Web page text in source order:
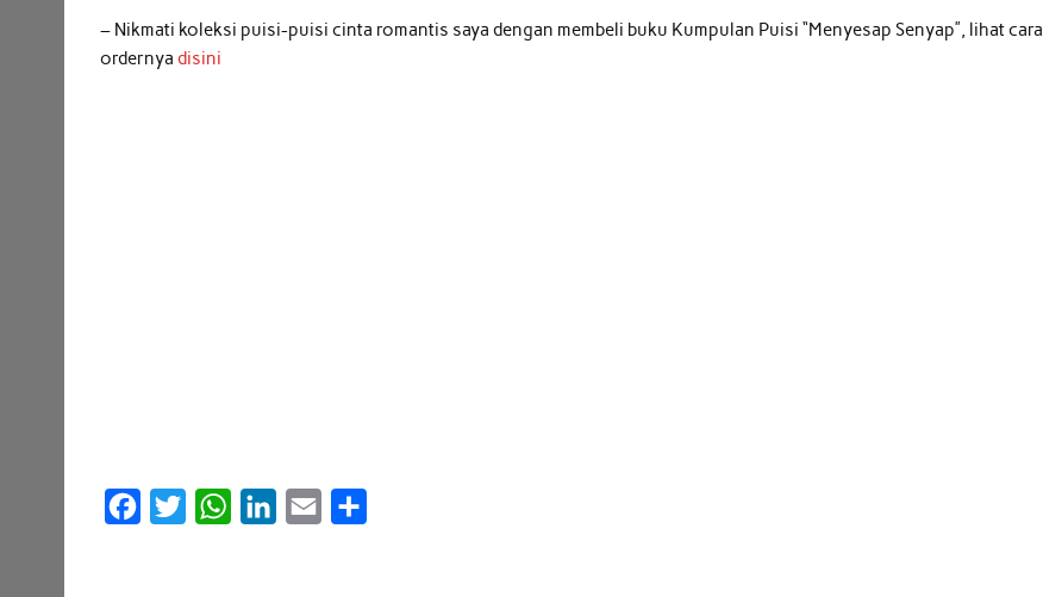
– Nikmati koleksi puisi-puisi cinta romantis saya dengan membeli buku Kumpulan Puisi “Menyesap Senyap”, lihat cara
ordernyadisini
W